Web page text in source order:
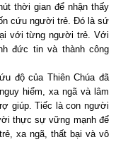
thời gian để nhận thấy
cứu người trẻ. Đó là sứ
với từng người trẻ. Với
đức tin và thành công
độ của Thiên Chúa đã
hiểm, xa ngã và lâm
giúp. Tiếc là con người
thực sự vững mạnh để
xa ngã, thất bại và vô